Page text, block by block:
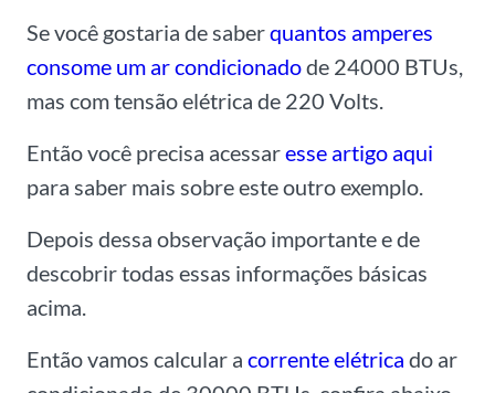
Se você gostaria de saberquantos amperes
consome um ar condicionadode 24000 BTUs,
mas com tensão elétrica de 220 Volts.
Então você precisa acessaresse artigo aqui
para saber mais sobre este outro exemplo.
Depois dessa observação importante e de
descobrir todas essas informações básicas
acima.
Então vamos calcular a corrente elétrica do ar